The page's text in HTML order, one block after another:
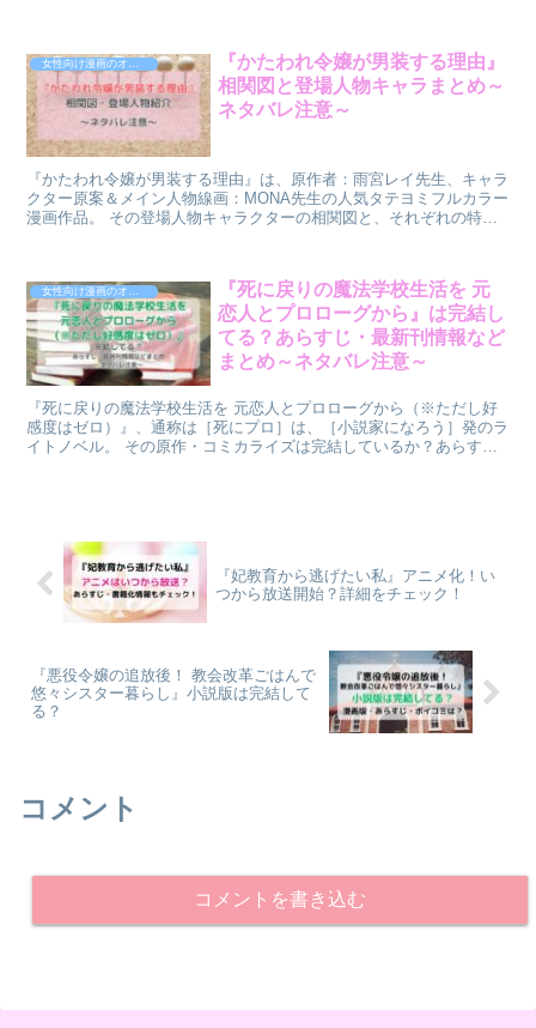
『かたわれ令嬢が男装する理由』
相関図と登場人物キャラまとめ～
ネタバレ注意～
『かたわれ令嬢が男装する理由』は、原作者：雨宮レイ先生、キャラ
クター原案＆メイン人物線画：MONA先生の人気タテヨミフルカラー
漫画作品。 その登場人物キャラクターの相関図と、それぞれの特徴
女性向け漫画のオススメ
『死に戻りの魔法学校生活を 元
恋人とプロローグから』は完結し
てる？あらすじ・最新刊情報など
まとめ～ネタバレ注意～
『死に戻りの魔法学校生活を 元恋人とプロローグから（※ただし好
感度はゼロ）』、通称は［死にプロ］は、［小説家になろう］発のラ
イトノベル。 その原作・コミカライズは完結しているか？あらすじ
『妃教育から逃げたい私』アニメ化！い
つから放送開始？詳細をチェック！
『悪役令嬢の追放後！ 教会改革ごはんで
悠々シスター暮らし』小説版は完結して
る？
コメント
コメントを書き込む